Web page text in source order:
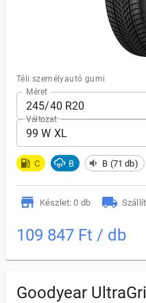
Téli személyautó gumi
Méret
245/40 R20
Változat
99 W XL
C B B (71 db)
Készlet: 0 db
109 847 Ft / db
Goodyear